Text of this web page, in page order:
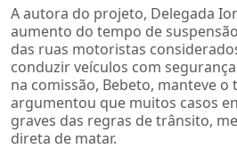
A autora do projeto, Delegada
aumento do tempo de
das ruas motoristas
conduzir veículos com
na comissão, Bebeto, manteve
argumentou que muitos casos
graves das regras de trânsito,
direta de matar.